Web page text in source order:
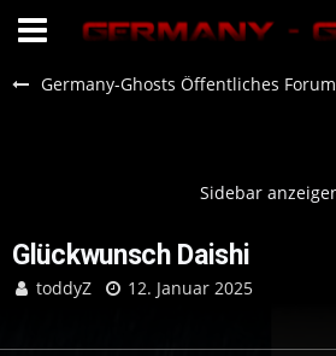
Germany-Ghosts Öffentliches Forum
Glückwunsch Daishi
toddyZ 12. Januar 2025